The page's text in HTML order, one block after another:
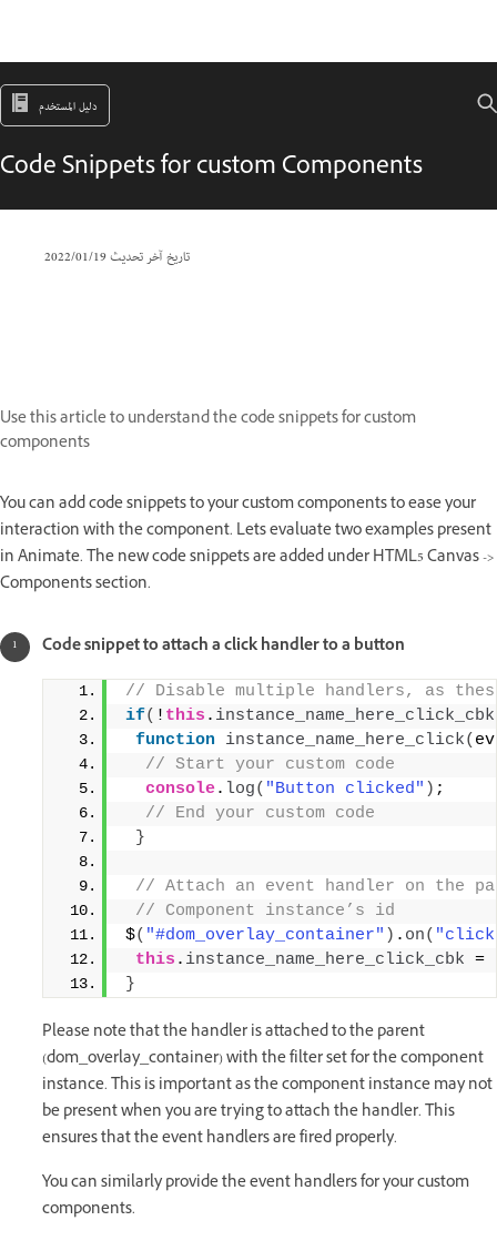
دليل المستخدم
Code Snippets for custom Components
تاريخ آخر تحديث19‏/01‏/2022
Use this article to understand the code snippets for custom
components
You can add code snippets to your custom components to ease your
interaction with the component. Lets evaluate two examples present
in Animate. The new code snippets are added under HTML5 Canvas ->
Components section.
Code snippet to attach a click handler to a button
// Disable multiple handlers, as
if( ! this . instance_name_here_click_cbk
function instance_name_here_click(
// Start your custom code
console. log( "Button clicked" ) ;
// End your custom code
}
// Attach an event handler on the
// Component instance’s id
$( "#dom_overlay_container" ) . on(
this . instance_name_here_click_cbk =
}
Please note that the handler is attached to the parent
(dom_overlay_container) with the filter set for the component
instance. This is important as the component instance may not
be present when you are trying to attach the handler. This
ensures that the event handlers are fired properly.
You can similarly provide the event handlers for your custom
components.